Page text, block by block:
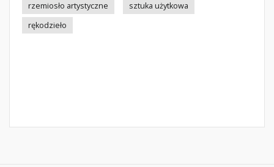
rzemiosło artystyczne
sztuka użytkowa
rękodzieło